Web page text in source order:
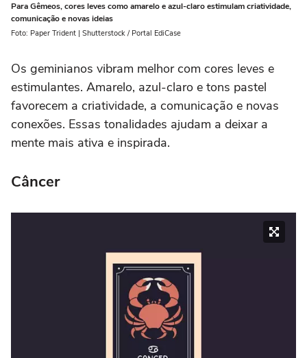
Para Gêmeos, cores leves como amarelo e azul-claro estimulam criatividade,
comunicação e novas ideias
Foto: Paper Trident | Shutterstock / Portal EdiCase
Os geminianos vibram melhor com cores leves e
estimulantes. Amarelo, azul-claro e tons pastel
favorecem a criatividade, a comunicação e novas
conexões. Essas tonalidades ajudam a deixar a
mente mais ativa e inspirada.
Câncer